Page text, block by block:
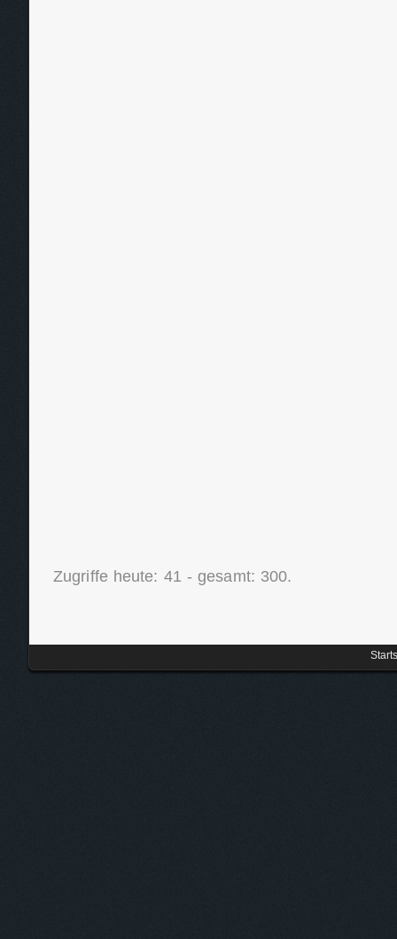
Zugriffe heute: 41 - gesamt: 300.